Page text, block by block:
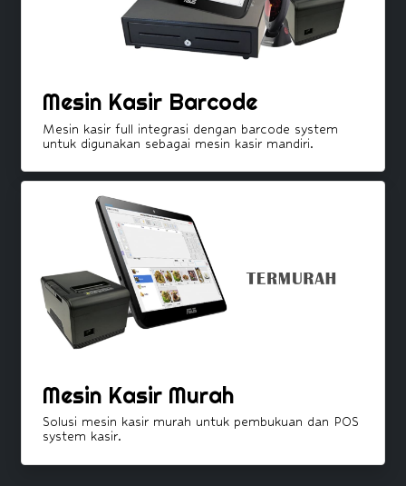
Mesin Kasir Barcode
Mesin kasir full integrasi dengan barcode system
untuk digunakan sebagai mesin kasir mandiri.
Mesin Kasir Murah
Solusi mesin kasir murah untuk pembukuan dan POS
system kasir.